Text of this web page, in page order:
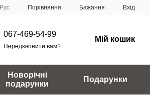
Рус Порівняння Бажання Вхід
067-469-54-99
Передзвонити вам?
Мій кошик
Новорічні
подарунки
Подарунки